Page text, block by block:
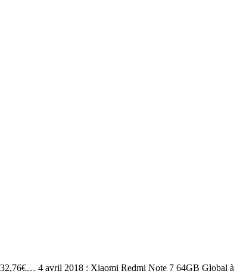
4 avril 2018 : Xiaomi Redmi Note 7 64GB Global à